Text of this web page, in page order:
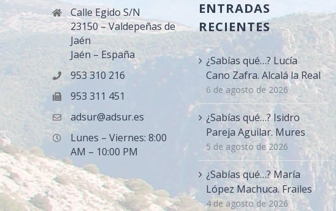
Calle Egido S/N
23150 – Valdepeñas de
Jaén
Jaén – España
953 310 216
953 311 451
adsur@adsur.es
Lunes – Viernes: 8:00
AM – 10:00 PM
ENTRADAS
RECIENTES
¿Sabías qué…? Lucía
Cano Zafra. Alcalá la Real
6 de agosto de 2026
¿Sabías qué…? Isidro
Pareja Aguilar. Mures
5 de agosto de 2026
¿Sabías qué…? María
López Machuca. Frailes
4 de agosto de 2026